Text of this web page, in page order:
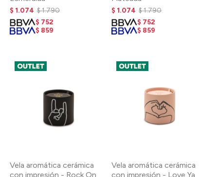
$ 1.074 $1.790
$ 752
$ 859
$ 1.074 $1.790
$ 752
$ 859
Vela aromática cerámica
con impresión - Rock On
Vela aromática cerámica
con impresión - Love Ya